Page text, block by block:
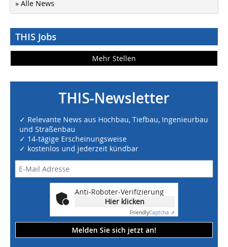
» Alle News
THIS Jobs
Mehr Stellen
THIS-Newsletter
✓ Relevante News aus Hochbau, Tiefbau, Ingenieurbau
und Straßenbau
✓ 14-tägige Erscheinungsweise
✓ kostenlos und jederzeit kündbar
Anti-Roboter-Verifizierung
Hier klicken
FriendlyCaptcha ⇗
Melden Sie sich jetzt an!